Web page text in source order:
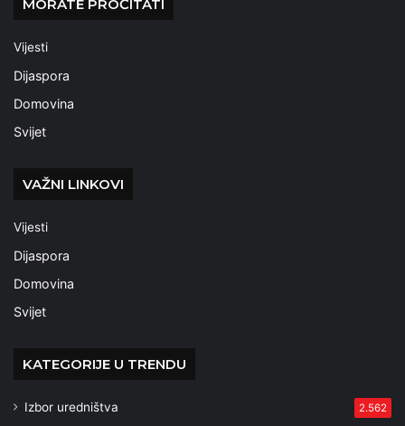
MORATE PROČITATI
Vijesti
Dijaspora
Domovina
Svijet
VAŽNI LINKOVI
Vijesti
Dijaspora
Domovina
Svijet
KATEGORIJE U TRENDU
Izbor uredništva 2.562